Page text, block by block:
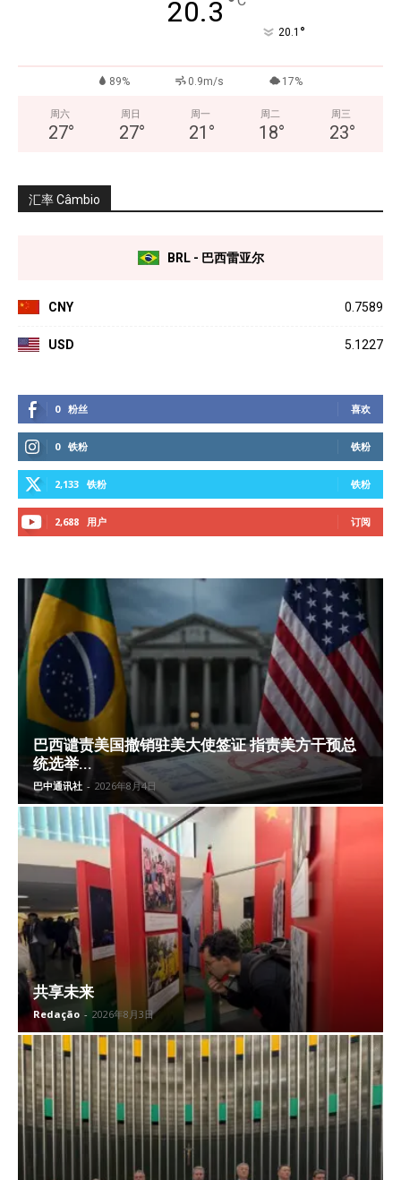
20.3
20.1 °
89% 0.9m/s 17%
周六
27°
周日
27°
周一
21 °
周二
18°
周三
23°
汇率 Câmbio
BRL - 巴西雷亚尔
CNY 0.7589
USD 5.1227
0 粉丝 喜欢
0 铁粉 铁粉
2,133 铁粉 铁粉
2,688 用户 订阅
巴西谴责美国撤销驻美大使签证 指责美方干预总
统选举...
巴中通讯社 - 2026年8月4日
共享未来
Redação - 2026年8月3日